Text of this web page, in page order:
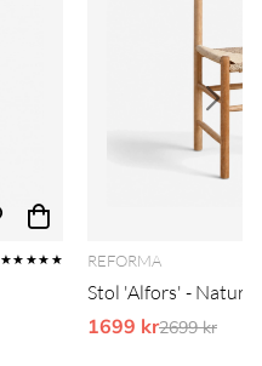
★★★★★ REFORMA
Stol 'Alfors' - Natur
1699 krOrdinarie
2699 kr